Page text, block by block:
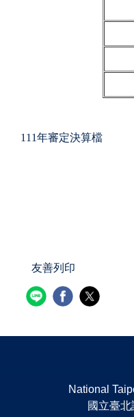
111年審定決算檔
友善列印
National
國立臺